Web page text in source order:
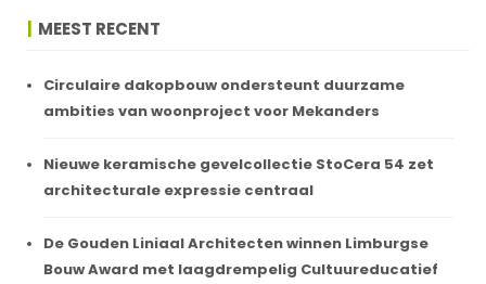
MEEST RECENT
Circulaire dakopbouw ondersteunt duurzame
ambities van woonproject voor Mekanders
Nieuwe keramische gevelcollectie StoCera 54 zet
architecturale expressie centraal
De Gouden Liniaal Architecten winnen Limburgse
Bouw Award met laagdrempelig Cultuureducatief